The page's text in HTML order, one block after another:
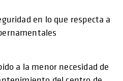
en lo que respecta a
a la menor necesidad de